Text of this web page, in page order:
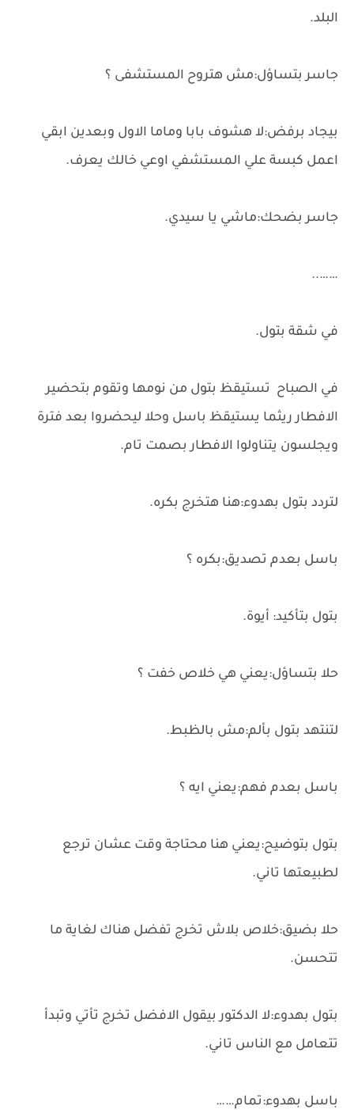
البلد.
جاسر بتساؤل:مش هتروح المستشفى ؟
بيجاد برفض:لا هشوف بابا وماما الاول وبعدين ابقي
اعمل كبسة علي المستشفي اوعي خالك يعرف.
جاسر بضحك:ماشي يا سيدي.
……..
في شقة بتول.
في الصباح تستيقظ بتول من نومها وتقوم بتحضير
الافطار ريثما يستيقظ باسل وحلا ليحضروا بعد فترة
ويجلسون يتناولوا الافطار بصمت تام.
لتردد بتول بهدوء:هنا هتخرج بكره.
باسل بعدم تصديق:بكره ؟
بتول بتأكيد: أيوة.
حلا بتساؤل:يعني هي خلاص خفت ؟
لتنتهد بتول بألم:مش بالظبط.
باسل بعدم فهم:يعني ايه ؟
بتول بتوضيح:يعني هنا محتاجة وقت عشان ترجع
لطبيعتها تاني.
حلا بضيق:خلاص بلاش تخرج تفضل هناك لغاية ما
تتحسن.
بتول بهدوء:لا الدكتور بيقول الافضل تخرج تأتي وتبدأ
تتعامل مع الناس تاني.
باسل بهدوء:تمام……